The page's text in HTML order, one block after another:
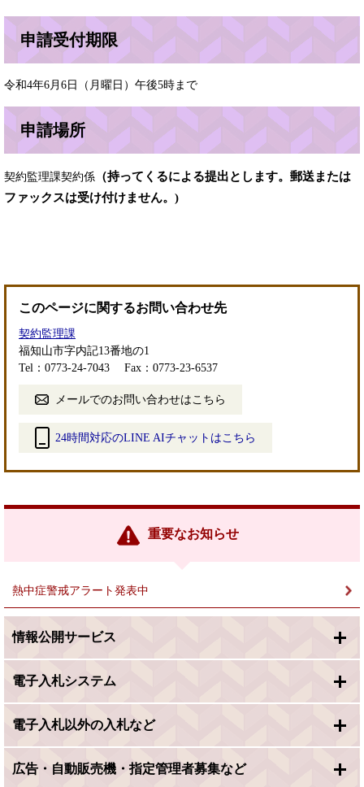
申請受付期限
令和4年6月6日（月曜日）午後5時まで
申請場所
契約監理課契約係 （持ってくるによる提出とします。郵送または
ファックスは受け付けません。)
このページに関するお問い合わせ先
契約監理課
福知山市字内記13番地の1
Tel：0773-24-7043
Fax：0773-23-6537
メールでのお問い合わせはこちら
24時間対応のLINE AIチャットはこちら
リ
重要なお知らせ
熱中症警戒アラート発表中
情報公開サービス
電子入札システム
電子入札以外の入札など
広告・自動販売機・指定管理者募集など